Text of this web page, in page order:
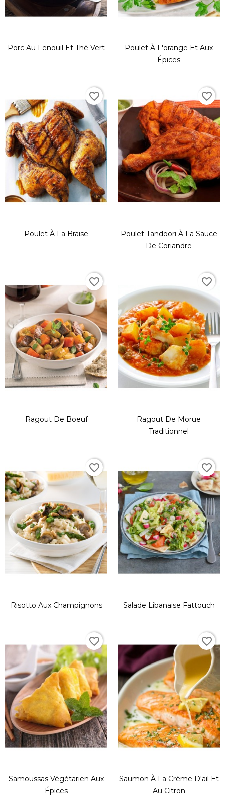
Porc Au Fenouil Et Thé Vert
Poulet À L'orange Et Aux
Épices
Poulet À La Braise
favorite_border
Poulet Tandoori À La Sauce
De Coriandre
favorite_border
Ragout De Boeuf
favorite_border
Ragout De Morue
Traditionnel
favorite_border
Risotto Aux Champignons
favorite_border
Salade Libanaise Fattouch
favorite_border
Samoussas Végétarien Aux
Épices
favorite_border
Saumon À La Crème D'ail Et
Au Citron
favorite_border